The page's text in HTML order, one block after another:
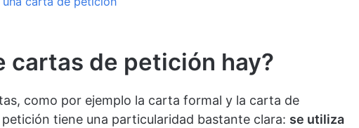
cartas de petición hay?
como por ejemplo la carta formal y la carta de
tiene una particularidad bastante clara: se utiliza